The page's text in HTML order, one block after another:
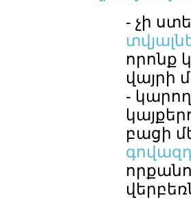
- չի
որոնք
վայրի
- կարող
բացի